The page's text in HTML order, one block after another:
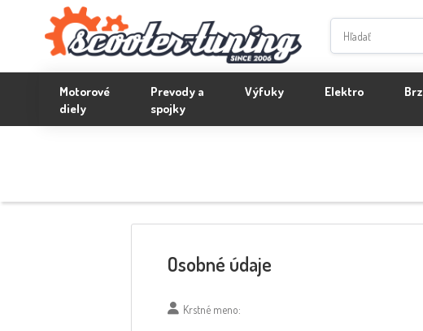
Motorové
diely
Prevody a
spojky
Výfuky Elektro
Osobné údaje
Krstné meno: